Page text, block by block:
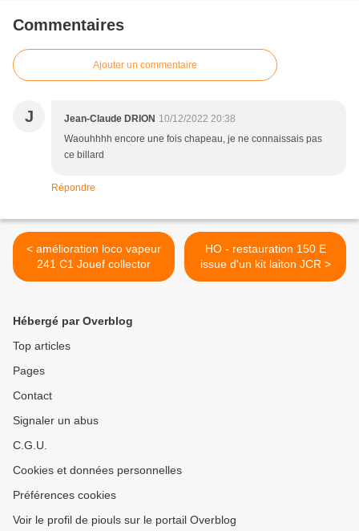
Commentaires
Ajouter un commentaire
J Jean-Claude DRION 10/12/2022 20:38
Waouhhhh encore une fois chapeau, je ne connaissais pas
ce billard
Répondre
< amélioration loco vapeur
241 C1 Jouef collector
HO - restauration 150 E
issue d'un kit laiton JCR >
Hébergé par Overblog
Top articles
Pages
Contact
Signaler un abus
C.G.U.
Cookies et données personnelles
Préférences cookies
Voir le profil de piouls sur le portail Overblog